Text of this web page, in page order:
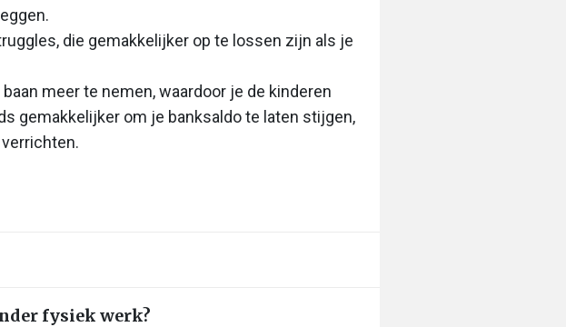
die gemakkelijker op te lossen zijn als je
meer te nemen, waardoor je de kinderen
gemakkelijker om je banksaldo te laten stijgen,
fysiek werk?